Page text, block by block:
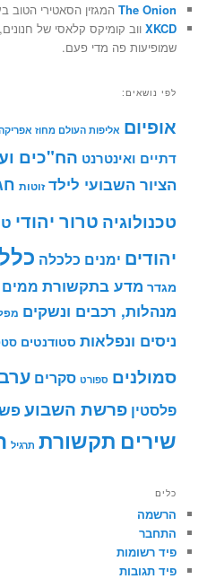
The Onion המגזין הסאטירי הטוב
XKCD ווב קומיקס קלאסי של
שמופיעות פה מדי פעם.
לפי נושאים:
אופיום אליפות העולם מחוז
דתיים ואינטרנט הח"כים
הציור השבועי לילד זוטות
טכנולוגיה טרור יהודי
יהודים ימנים כלכלה
מגדר מדע בתקשורת ממים
מנהלות, רכבים ונשקים
ניסים ונפלאות סטודנטים
סמולנים ספורט סקרים
פלסטין פרשת השבוע
שירים תקשורת תרגיל
כלים
הרשמה
התחבר
פיד רשומות
פיד תגובות